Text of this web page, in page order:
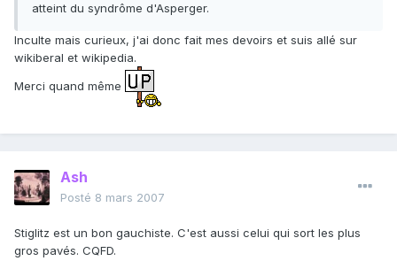
atteint du syndrôme d'Asperger.
Inculte mais curieux, j'ai donc fait mes devoirs et suis allé sur
wikiberal et wikipedia.
Merci quand même
Ash
Posté 8 mars 2007
Stiglitz est un bon gauchiste. C'est aussi celui qui sort les plus
gros pavés. CQFD.